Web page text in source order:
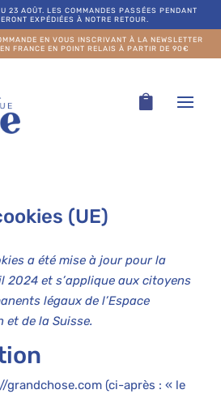
23 AOÛT. LES COMMANDES PASSÉES PENDANT
EXPÉDIÉES À NOTRE RETOUR.
EN VOUS INSCRIVANT À LA NEWSLETTER
FRANCE EN POINT RELAIS À PARTIR DE 90€
(UE)
a été mise à jour pour la
2024 et s’applique aux citoyens
légaux de l’Espace
et de la Suisse.
grandchose.com (ci-après : « le